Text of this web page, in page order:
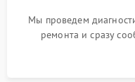
Мы проведем
ремонта и сразу